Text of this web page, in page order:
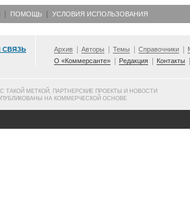
ПОМОЩЬ УСЛОВИЯ ИСПОЛЬЗОВАНИЯ
СВЯЗЬ Архив Авторы Темы Справочники
О «Коммерсанте»
Редакция Контакты
ТАКОЙ МЕТКОЙ, ПАРТНЕРСКИЕ ПРОЕКТЫ И НОВОСТИ
НА КОММЕРЧЕСКОЙ ОСНОВЕ